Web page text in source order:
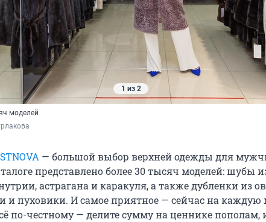
1 из 2
моделей
— большой выбор верхней одежды для
представлено более 30 тысяч моделей: шубы
астрагана и каракуля, а также дубленки из
и пуховики. И самое приятное — сейчас на каждую
по-честному — делите сумму на ценнике пополам,